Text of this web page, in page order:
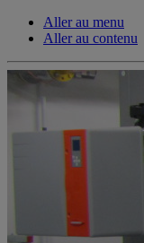
Aller au menu
Aller au contenu